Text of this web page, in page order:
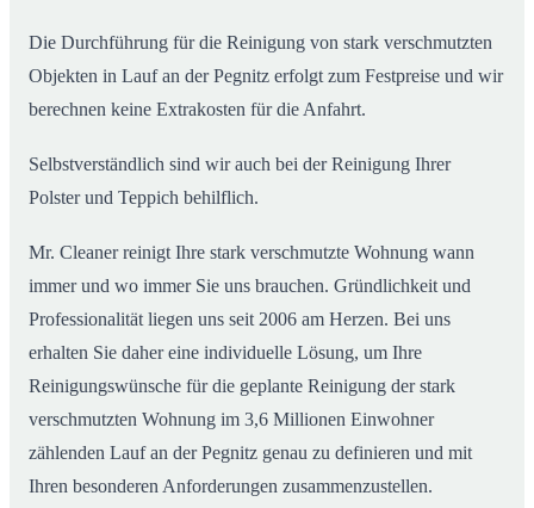
Die Durchführung für die Reinigung von stark verschmutzten
Objekten in Lauf an der Pegnitz erfolgt zum Festpreise und wir
berechnen keine Extrakosten für die Anfahrt.
Selbstverständlich sind wir auch bei der Reinigung Ihrer
Polster und Teppich behilflich.
Mr. Cleaner reinigt Ihre stark verschmutzte Wohnung wann
immer und wo immer Sie uns brauchen. Gründlichkeit und
Professionalität liegen uns seit 2006 am Herzen. Bei uns
erhalten Sie daher eine individuelle Lösung, um Ihre
Reinigungswünsche für die geplante Reinigung der stark
verschmutzten Wohnung im 3,6 Millionen Einwohner
zählenden Lauf an der Pegnitz genau zu definieren und mit
Ihren besonderen Anforderungen zusammenzustellen.